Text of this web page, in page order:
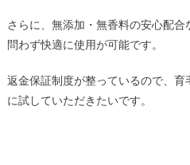
さらに、無添加・無香料の安心配
問わず快適に使用が可能です。
返金保証制度が整っているので、
に試していただきたいです。